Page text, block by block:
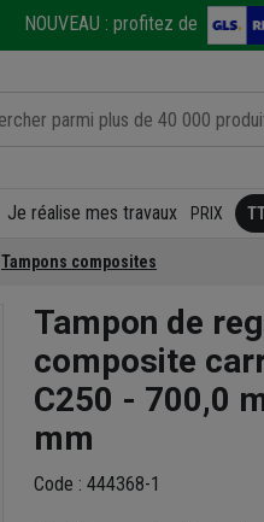
NOUVEAU : profitez de
Je réalise mes travaux PRIX
Tampons composites
Tampon de
composite
C250 - 700,0
mm
Code : 444368-1